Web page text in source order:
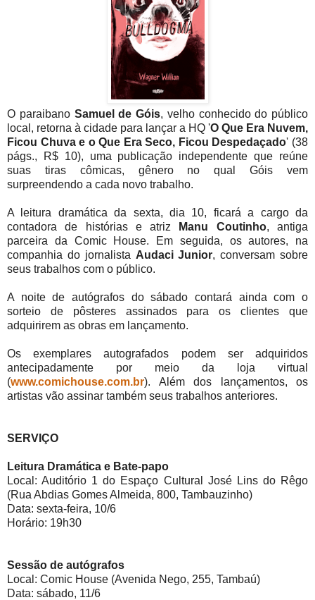
O paraibanoSamuel de Góis, velho conhecido do público
local, retorna à cidade para lançar a HQ 'O Que Era Nuvem,
Ficou Chuva e o Que Era Seco, Ficou Despedaçado' (38
págs., R$ 10), uma publicação independente que reúne
suas tiras cômicas, gênero no qual Góis vem
surpreendendo a cada novo trabalho.
A leitura dramática da sexta, dia 10, ficará a cargo da
contadora de histórias e atriz
Manu Coutinho, antiga
parceira da Comic House. Em seguida, os autores, na
companhia do jornalista Audaci Junior, conversam sobre
seus trabalhos com o público.
A noite de autógrafos do sábado contará ainda com o
sorteio de pôsteres assinados para os clientes que
adquirirem as obras em lançamento.
Os exemplares autografados podem ser adquiridos
antecipadamente por meio da loja virtual
(www.comichouse.com.br). Além dos lançamentos, os
artistas vão assinar também seus trabalhos anteriores.
SERVIÇO
Leitura Dramática e Bate-papo
Local: Auditório 1 do Espaço Cultural José Lins do Rêgo
(Rua Abdias Gomes Almeida, 800, Tambauzinho)
Data: sexta-feira, 10/6
Horário: 19h30
Sessão de autógrafos
Local: Comic House (Avenida Nego, 255, Tambaú)
Data: sábado, 11/6